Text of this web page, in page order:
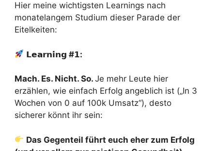
Hier meine wichtigsten Learnings nach
monatelangem Studium dieser Parade der
Eitelkeiten:
𝗟𝗲𝗮𝗿𝗻𝗶𝗻𝗴 #𝟭:
Mach. Es. Nicht. So. Je mehr Leute hier
erzählen, wie einfach Erfolg angeblich ist („In 3
Wochen von 0 auf 100k Umsatz“), desto
sicherer könnt ihr sein:
Das Gegenteil führt euch eher zum Erfolg